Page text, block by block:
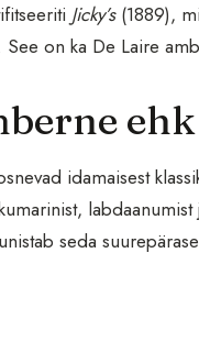
Jicky’s(1889),
on ka De Laire
idamaisest
labdaanumist
seda